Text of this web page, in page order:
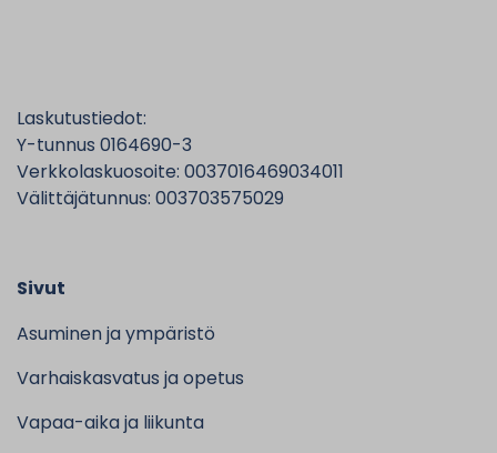
Laskutustiedot:
Y-tunnus 0164690-3
Verkkolaskuosoite: 0037016469034011
Välittäjätunnus: 003703575029
Sivut
Asuminen ja ympäristö
Varhaiskasvatus ja opetus
Vapaa-aika ja liikunta